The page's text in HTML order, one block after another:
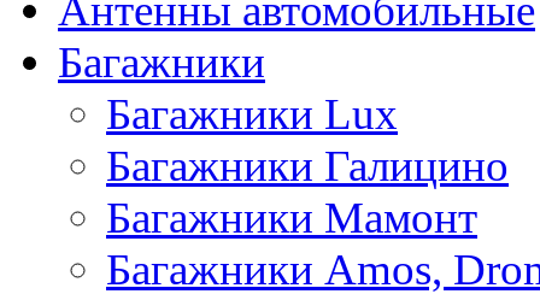
Антенны автомобильные
Багажники
Багажники Lux
Багажники Галицино
Багажники Мамонт
Багажники Amos,